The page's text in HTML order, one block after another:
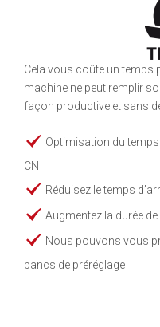
Cela vous coûte un temps
machine ne peut remplir
façon productive et sans
Optimisation du
CN
Réduisez le temps
Augmentez la durée
Nous pouvons vous
bancs de préréglage